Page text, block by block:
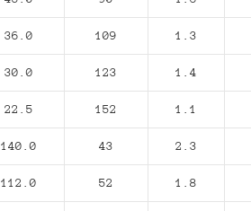
36.0 109 1.3
30.0 123 1.4
22.5 152 1.1
140.0 43 2.3
112.0 52 1.8